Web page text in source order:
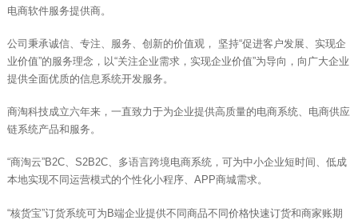
电商软件服务提供商。
公司秉承诚信、专注、服务、创新的价值观， 坚持“促进客户发展、实现企
业价值”的服务理念，以“关注企业需求，实现企业价值”为导向，向广大企业
提供全面优质的信息系统开发服务。
商淘科技成立六年来，一直致力于为企业提供高质量的电商系统、电商供应
链系统产品和服务。
“商淘云”B2C、S2B2C、多语言跨境电商系统，可为中小企业短时间、低成
本地实现不同运营模式的个性化小程序、APP商城需求。
“核货宝”订货系统可为B端企业提供不同商品不同价格快速订货和商家账期